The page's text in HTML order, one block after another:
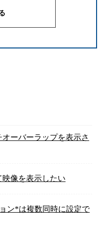
ーバーラップを表示さ
像を表示したい
ン*は複数同時に設定で